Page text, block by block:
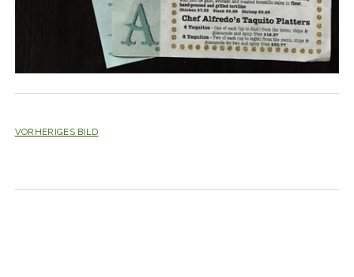
VORHERIGES BILD